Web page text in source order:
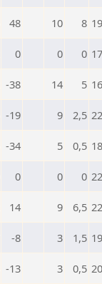
48 10 8
0 0 0
-38 14 5
-19 9 2,5
-34 5 0,5
0 0 0
14 9 6,5
-8 3 1,5
-13 3 0,5